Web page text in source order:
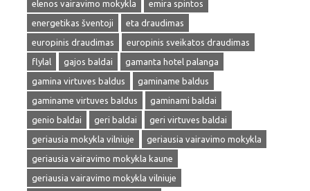
elenos vairavimo mokykla
emira spintos
energetikas šventoji
eta draudimas
europinis draudimas
europinis sveikatos draudimas
flylal
gajos baldai
gamanta hotel palanga
gamina virtuves baldus
gaminame baldus
gaminame virtuves baldus
gaminami baldai
genio baldai
geri baldai
geri virtuves baldai
geriausia mokykla vilniuje
geriausia vairavimo mokykla
geriausia vairavimo mokykla kaune
geriausia vairavimo mokykla vilniuje